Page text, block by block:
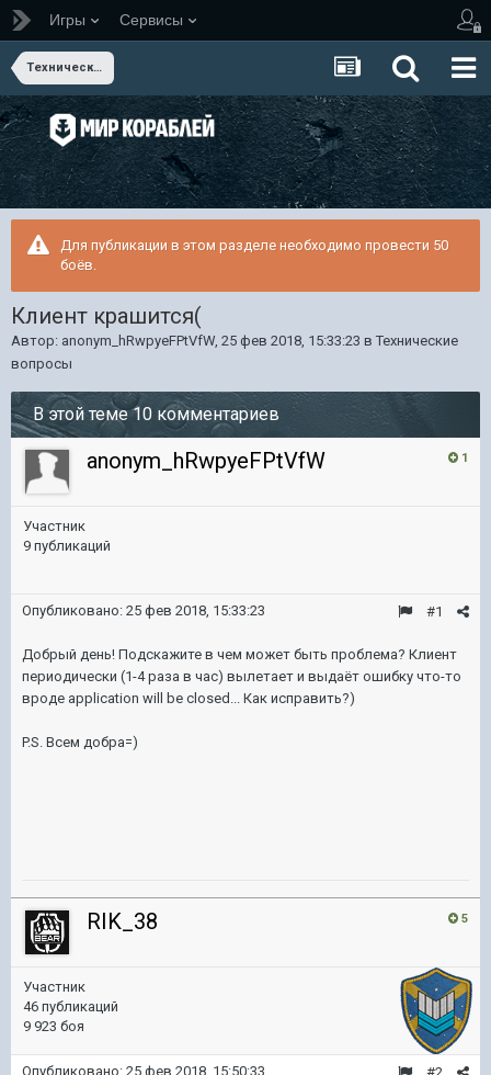
Игры Сервисы
Технические вопросы
Для публикации в этом разделе необходимо провести 50
боёв.
Клиент крашится(
Автор: anonym_hRwpyeFPtVfW, 25 фев 2018, 15:33:23 в Технические
вопросы
В этой теме 10 комментариев
1
anonym_hRwpyeFPtVfW
Участник
9 публикаций
#1
Опубликовано: 25 фев 2018, 15:33:23
Добрый день! Подскажите в чем может быть проблема? Клиент
периодически (1-4 раза в час) вылетает и выдаёт ошибку что-то
вроде application will be closed... Как исправить?)
P.S. Всем добра=)
5
RIK_38
Участник
46 публикаций
9 923 боя
Опубликовано: 25 фев 2018, 15:50:33